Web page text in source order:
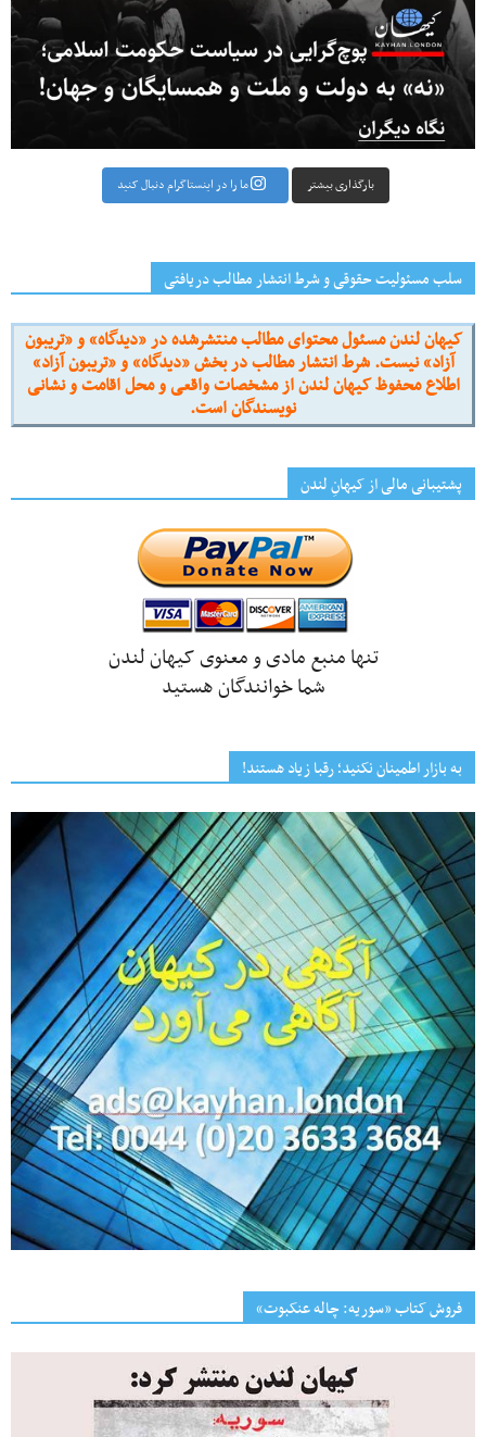
بارگذاری بیشتر ما را در اینستاگرام دنبال کنید
سلب مسئولیت حقوقی و شرط انتشار مطالب دریافتی
کیهان لندن مسئول محتوای مطالب منتشرشده در «دیدگاه» و «تریبون
آزاد» نیست. شرط انتشار مطالب در بخش «دیدگاه» و «تریبون آزاد»
اطلاع محفوظ کیهان لندن از مشخصات واقعی و محل اقامت و نشانی
نویسندگان است.
پشتیبانی مالی از کیهانِ لندن
تنها منبع مادی و معنوی کیهان لندن
شما خوانندگان هستید
به بازار اطمینان نکنید؛ رقبا زیاد هستند!
فروش کتاب «سوریه: چاله عنکبوت»